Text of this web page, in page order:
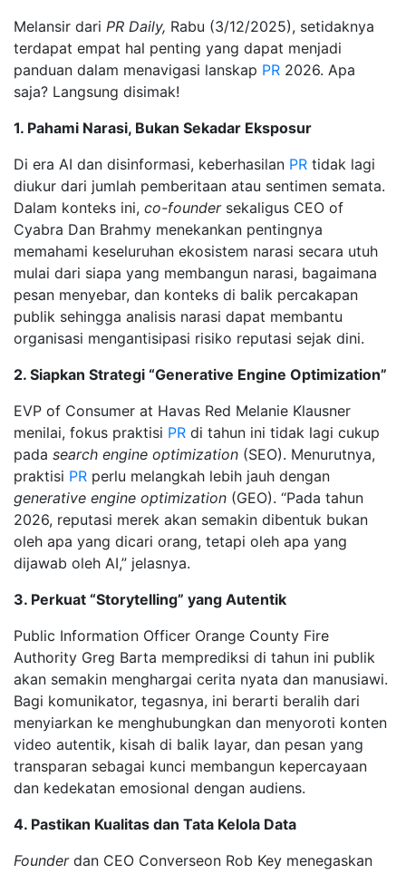
Melansir dari PR Daily, Rabu (3/12/2025), setidaknya
terdapat empat hal penting yang dapat menjadi
panduan dalam menavigasi lanskap PR 2026. Apa
saja? Langsung disimak!
1. Pahami Narasi, Bukan Sekadar Eksposur
Di era AI dan disinformasi, keberhasilan PR tidak lagi
diukur dari jumlah pemberitaan atau sentimen semata.
Dalam konteks ini, co-founder sekaligus CEO of
Cyabra Dan Brahmy menekankan pentingnya
memahami keseluruhan ekosistem narasi secara utuh
mulai dari siapa yang membangun narasi, bagaimana
pesan menyebar, dan konteks di balik percakapan
publik sehingga analisis narasi dapat membantu
organisasi mengantisipasi risiko reputasi sejak dini.
2. Siapkan Strategi “Generative Engine Optimization”
EVP of Consumer at Havas Red Melanie Klausner
menilai, fokus praktisi PR di tahun ini tidak lagi cukup
pada search engine optimization (SEO). Menurutnya,
praktisi PR perlu melangkah lebih jauh dengan
generative engine optimization (GEO). “Pada tahun
2026, reputasi merek akan semakin dibentuk bukan
oleh apa yang dicari orang, tetapi oleh apa yang
dijawab oleh AI,” jelasnya.
3. Perkuat “Storytelling” yang Autentik
Public Information Officer Orange County Fire
Authority Greg Barta memprediksi di tahun ini publik
akan semakin menghargai cerita nyata dan manusiawi.
Bagi komunikator, tegasnya, ini berarti beralih dari
menyiarkan ke menghubungkan dan menyoroti konten
video autentik, kisah di balik layar, dan pesan yang
transparan sebagai kunci membangun kepercayaan
dan kedekatan emosional dengan audiens.
4. Pastikan Kualitas dan Tata Kelola Data
Founder dan CEO Converseon Rob Key menegaskan